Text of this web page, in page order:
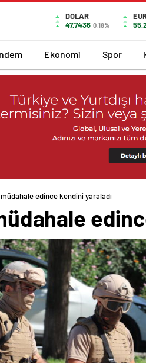
DOLAR
47,7436 0.18%
Ekonomi Spor
edince kendini yaraladı